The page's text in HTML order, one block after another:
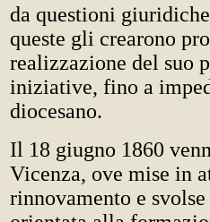
da questioni
queste gli crearono
realizzazione del suo
iniziative, fino a
diocesano.
Il 18 giugno 1860
Vicenza, ove mise in
rinnovamento e